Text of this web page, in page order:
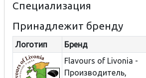
Специализация
Принадлежит бренду
Логотип Бренд
Flavours of Livonia -
Производитель,